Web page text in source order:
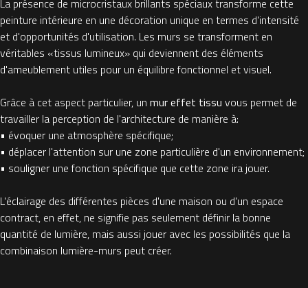
peinture intérieure en une décoration unique en termes d'intensité
et d'opportunités d'utilisation. Les murs se transforment en
véritables «tissus lumineux» qui deviennent des éléments
d'ameublement utiles pour un équilibre fonctionnel et visuel.
Grâce à cet aspect particulier, un mur effet tissu vous permet de
travailler la perception de l'architecture de manière à:
• évoquer une atmosphère spécifique;
• déplacer l'attention sur une zone particulière d'un environnement;
• souligner une fonction spécifique que cette zone ira jouer.
L'éclairage des différentes pièces d'une maison ou d'un espace
contract, en effet, ne signifie pas seulement définir la bonne
quantité de lumière, mais aussi jouer avec les possibilités que la
combinaison lumière-murs peut créer.